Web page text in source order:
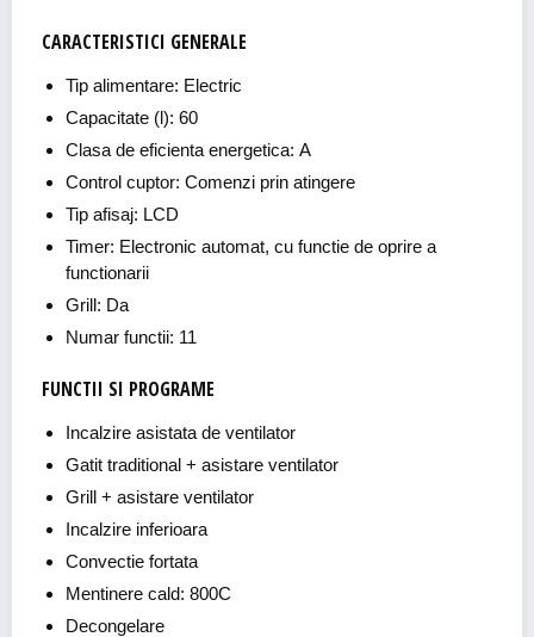
CARACTERISTICI GENERALE
Tip alimentare: Electric
Capacitate (l): 60
Clasa de eficienta energetica: A
Control cuptor: Comenzi prin atingere
Tip afisaj: LCD
Timer: Electronic automat, cu functie de oprire a
functionarii
Grill: Da
Numar functii: 11
FUNCTII SI PROGRAME
Incalzire asistata de ventilator
Gatit traditional + asistare ventilator
Grill + asistare ventilator
Incalzire inferioara
Convectie fortata
Mentinere cald: 800C
Decongelare